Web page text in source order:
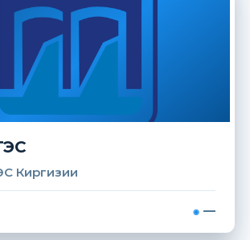
Киргизии
—